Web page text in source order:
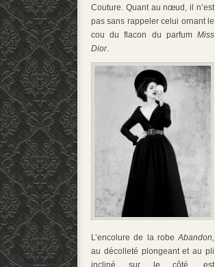
Couture. Quant au nœud, il n’est
pas sans rappeler celui ornant le
cou du flacon du parfum Miss
Dior.
L’encolure de la robeAbandon,
au décolleté plongeant et au pli
incliné sur le côté, est